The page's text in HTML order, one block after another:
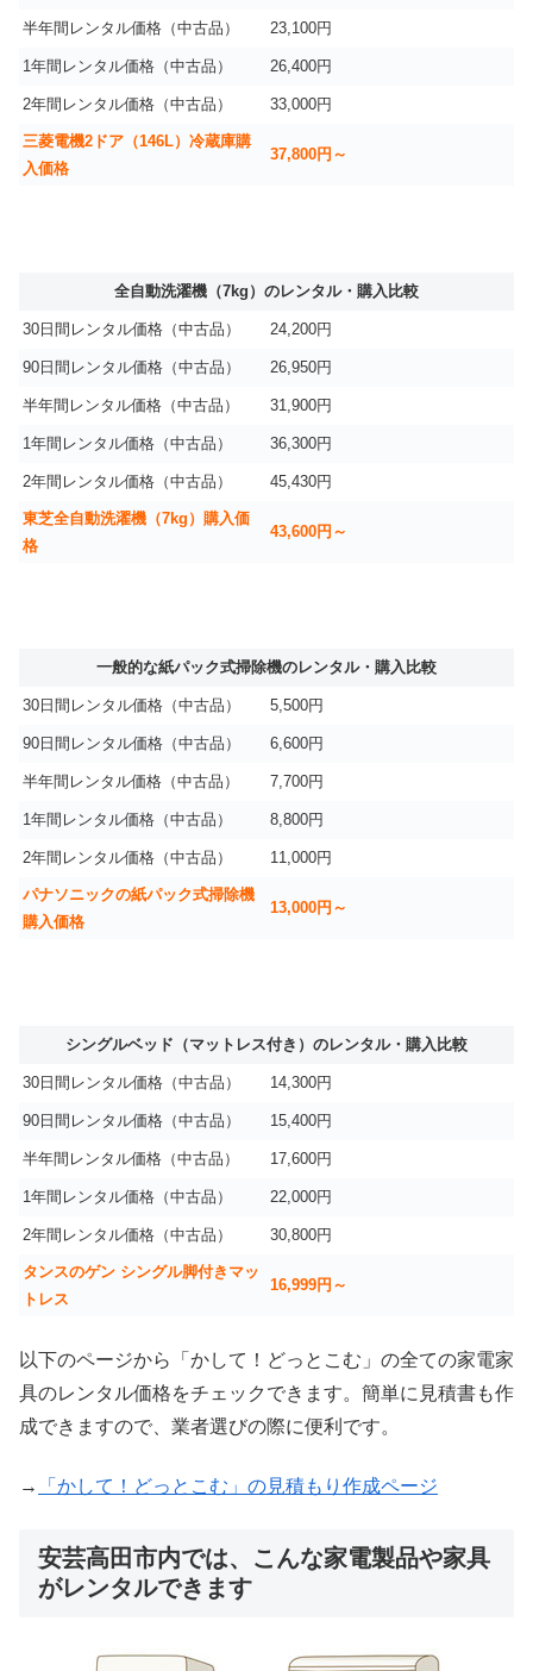
半年間レンタル価格（中古品） 23,100円
1年間レンタル価格（中古品） 26,400円
2年間レンタル価格（中古品） 33,000円
三菱電機2ドア（146L）冷蔵庫購
入価格
37,800円～
全自動洗濯機（7kg）のレンタル・購入比較
30日間レンタル価格（中古品） 24,200円
90日間レンタル価格（中古品） 26,950円
半年間レンタル価格（中古品） 31,900円
1年間レンタル価格（中古品） 36,300円
2年間レンタル価格（中古品） 45,430円
東芝全自動洗濯機（7kg）購入価
格
43,600円～
一般的な紙パック式掃除機のレンタル・購入比較
30日間レンタル価格（中古品） 5,500円
90日間レンタル価格（中古品） 6,600円
半年間レンタル価格（中古品） 7,700円
1年間レンタル価格（中古品） 8,800円
2年間レンタル価格（中古品） 11,000円
パナソニックの紙パック式掃除機
購入価格
13,000円～
シングルベッド（マットレス付き）のレンタル・購入比較
30日間レンタル価格（中古品） 14,300円
90日間レンタル価格（中古品） 15,400円
半年間レンタル価格（中古品） 17,600円
1年間レンタル価格（中古品） 22,000円
2年間レンタル価格（中古品） 30,800円
タンスのゲン シングル脚付きマッ
トレス
16,999円～
以下のページから「かして！どっとこむ」の全ての家電家
具のレンタル価格をチェックできます。簡単に見積書も作
成できますので、業者選びの際に便利です。
→ 「かして！どっとこむ」の見積もり作成ページ
安芸高田市内では、こんな家電製品や家具
がレンタルできます